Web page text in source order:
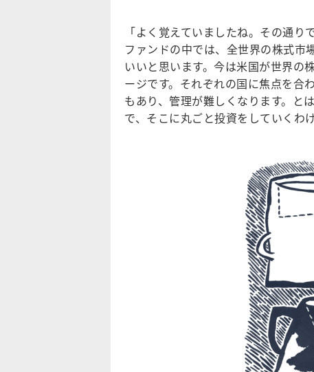
「よく覚えていましたね。その通
ファンドの中では、全世界の株式市
いいと思います。今は米国が世界の
ージです。それぞれの国に焦点を合
もあり、管理が難しくなります。と
で、そこに丸ごと投資をしていくわ